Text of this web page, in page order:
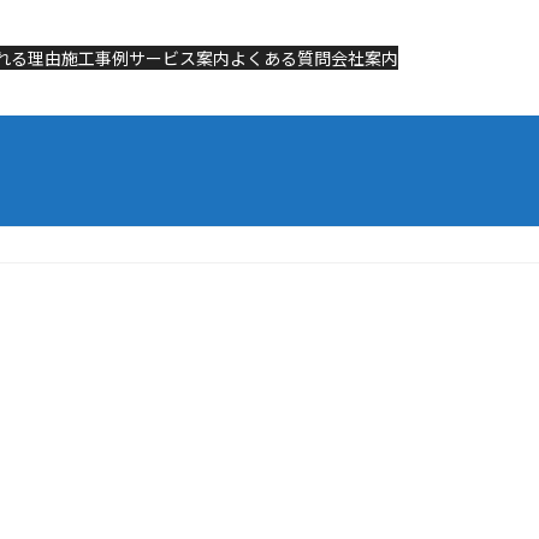
る理由施工事例サービス案内よくある質問会社案内
る理由施工事例サービス案内よくある質問会社案内